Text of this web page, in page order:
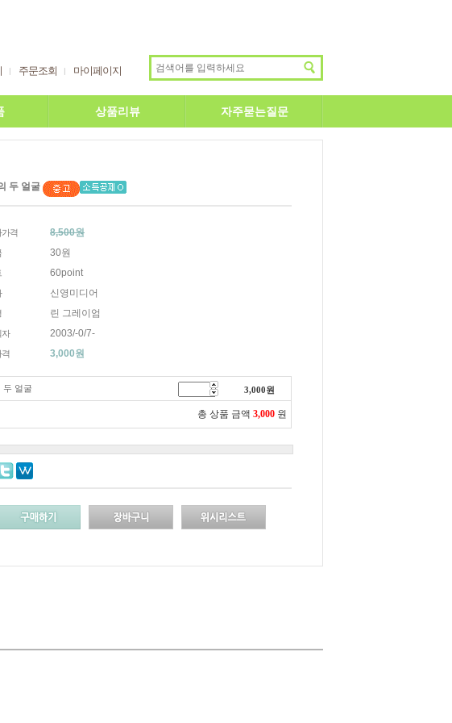
주문조회 마이페이지
상품리뷰 자주묻는질문
두 얼굴
가격 8,500원
30원
60point
신영미디어
린 그레이엄
자 2003/-0/7-
격 3,000원
두 얼굴 3,000원
총 상품 금액 3,000 원